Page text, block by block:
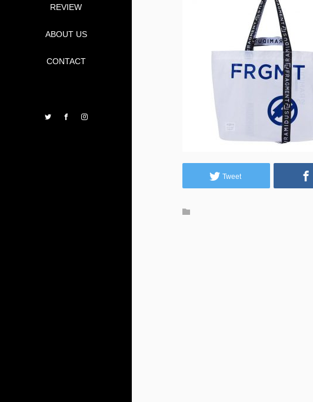
REVIEW
ABOUT US
CONTACT
TwitterFacebook
Tweet